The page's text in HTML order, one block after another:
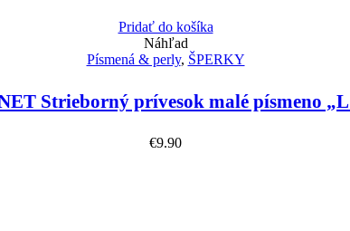
Pridať do košíka
Náhľad
Písmená & perly, ŠPERKY
Strieborný prívesok malé písmeno
€9.90